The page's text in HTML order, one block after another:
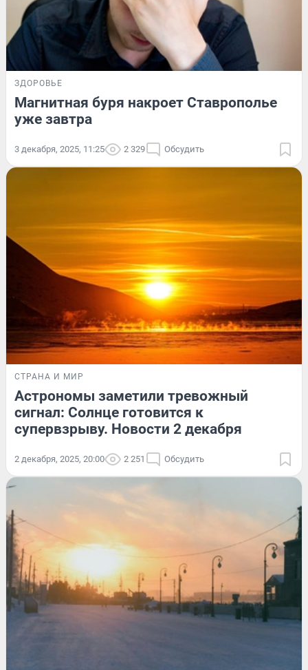
ЗДОРОВЬЕ
Магнитная буря накроет Ставрополье
уже завтра
3 декабря, 2025, 11:25 2 329 Обсудить
СТРАНА И МИР
Астрономы заметили тревожный
сигнал: Солнце готовится к
супервзрыву. Новости 2 декабря
2 декабря, 2025, 20:00 2 251 Обсудить